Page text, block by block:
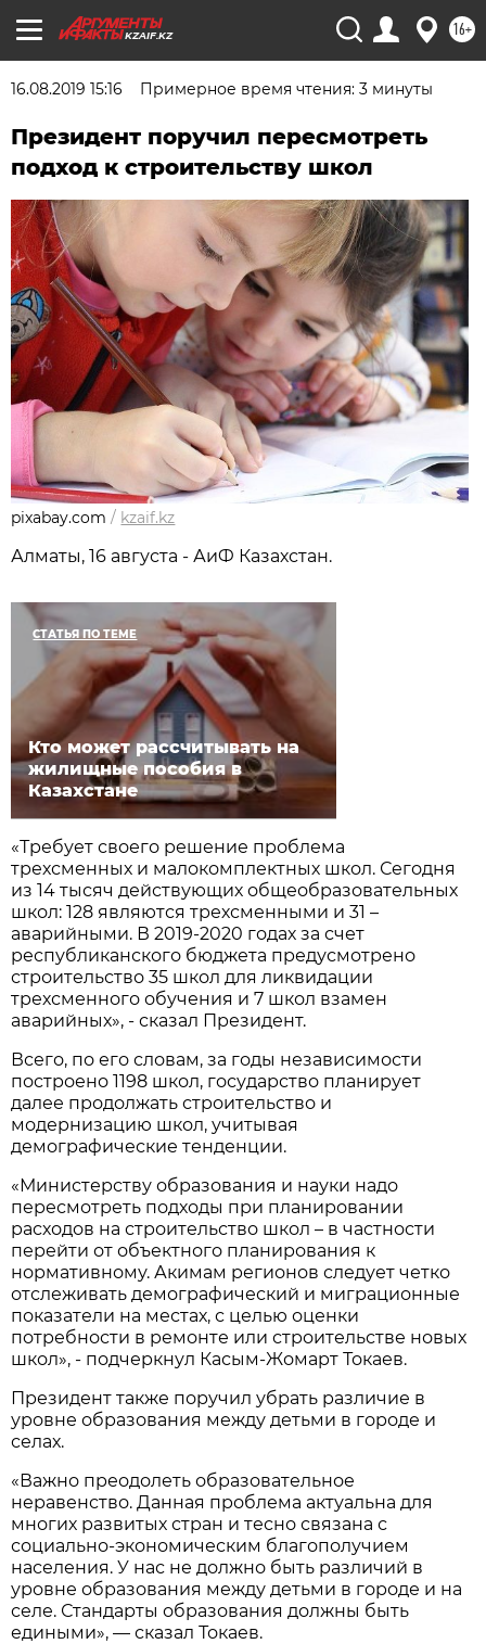
KZAIF.KZ 16+
16.08.2019 15:16 Примерное время чтения: 3 минуты
Президент поручил пересмотреть
подход к строительству школ
pixabay.com / kzaif.kz
Алматы, 16 августа - АиФ Казахстан.
СТАТЬЯ ПО ТЕМЕ
Кто может рассчитывать на
жилищные пособия в
Казахстане
«Требует своего решение проблема
трехсменных и малокомплектных школ. Сегодня
из 14 тысяч действующих общеобразовательных
школ: 128 являются трехсменными и 31 –
аварийными. В 2019-2020 годах за счет
республиканского бюджета предусмотрено
строительство 35 школ для ликвидации
трехсменного обучения и 7 школ взамен
аварийных», - сказал Президент.
Всего, по его словам, за годы независимости
построено 1198 школ, государство планирует
далее продолжать строительство и
модернизацию школ, учитывая
демографические тенденции.
«Министерству образования и науки надо
пересмотреть подходы при планировании
расходов на строительство школ – в частности
перейти от объектного планирования к
нормативному. Акимам регионов следует четко
отслеживать демографический и миграционные
показатели на местах, с целью оценки
потребности в ремонте или строительстве новых
школ», - подчеркнул Касым-Жомарт Токаев.
Президент также поручил убрать различие в
уровне образования между детьми в городе и
селах.
«Важно преодолеть образовательное
неравенство. Данная проблема актуальна для
многих развитых стран и тесно связана с
социально-экономическим благополучием
населения. У нас не должно быть различий в
уровне образования между детьми в городе и на
селе. Стандарты образования должны быть
едиными», — сказал Токаев.